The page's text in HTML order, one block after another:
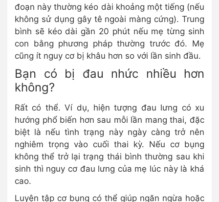
đoạn này thường kéo dài khoảng một tiếng (nếu
không sử dụng gây tê ngoài màng cứng). Trung
bình sẽ kéo dài gần 20 phút nếu mẹ từng sinh
con bằng phương pháp thường trước đó. Mẹ
cũng ít nguy cơ bị khâu hơn so với lần sinh đầu.
Bạn có bị đau nhức nhiều hơn
không?
Rất có thể. Ví dụ, hiện tượng đau lưng có xu
hướng phổ biến hơn sau mỗi lần mang thai, đặc
biệt là nếu tình trạng này ngày càng trở nên
nghiêm trọng vào cuối thai kỳ. Nếu cơ bụng
không thể trở lại trạng thái bình thường sau khi
sinh thì nguy cơ đau lưng của mẹ lúc này là khá
cao.
Luyện tập cơ bụng có thể giúp ngăn ngừa hoặc